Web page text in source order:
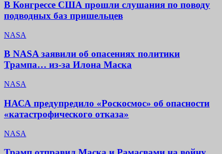
В Конгрессе США прошли слушания по поводу
подводных баз пришельцев
NASA
В NASA заявили об опасениях политики
Трампа… из-за Илона Маска
NASA
НАСА предупредило «Роскосмос» об опасности
«катастрофического отказа»
NASA